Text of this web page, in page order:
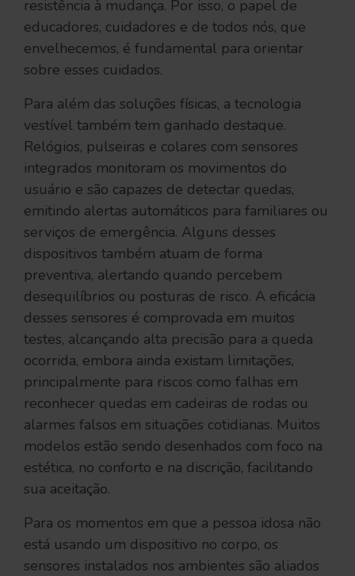
resistência à mudança. Por isso, o papel de
educadores, cuidadores e de todos nós, que
envelhecemos, é fundamental para orientar
sobre esses cuidados.
Para além das soluções físicas, a tecnologia
vestível também tem ganhado destaque.
Relógios, pulseiras e colares com sensores
integrados monitoram os movimentos do
usuário e são capazes de detectar quedas,
emitindo alertas automáticos para familiares ou
serviços de emergência. Alguns desses
dispositivos também atuam de forma
preventiva, alertando quando percebem
desequilíbrios ou posturas de risco. A eficácia
desses sensores é comprovada em muitos
testes, alcançando alta precisão para a queda
ocorrida, embora ainda existam limitações,
principalmente para riscos como falhas em
reconhecer quedas em cadeiras de rodas ou
alarmes falsos em situações cotidianas. Muitos
modelos estão sendo desenhados com foco na
estética, no conforto e na discrição, facilitando
sua aceitação.
Para os momentos em que a pessoa idosa não
está usando um dispositivo no corpo, os
sensores instalados nos ambientes são aliados